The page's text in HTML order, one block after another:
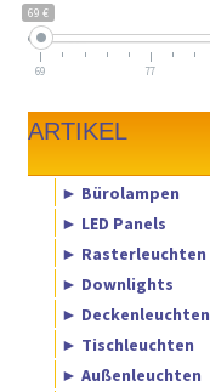
69 €
69 77
ARTIKEL
► Bürolampen
► LED Panels
► Rasterleuchten
► Downlights
► Deckenleuchten
► Tischleuchten
► Außenleuchten